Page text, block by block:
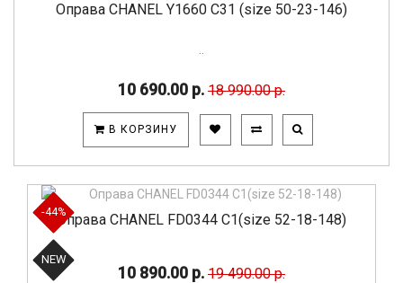
Оправа CHANEL Y1660 C31 (size 50-23-146)
10 690.00 р. 18 990.00 р.
В КОРЗИНУ
-44%
NEW
Оправа CHANEL FD0344 С1(size 52-18-148)
10 890.00 р. 19 490.00 р.